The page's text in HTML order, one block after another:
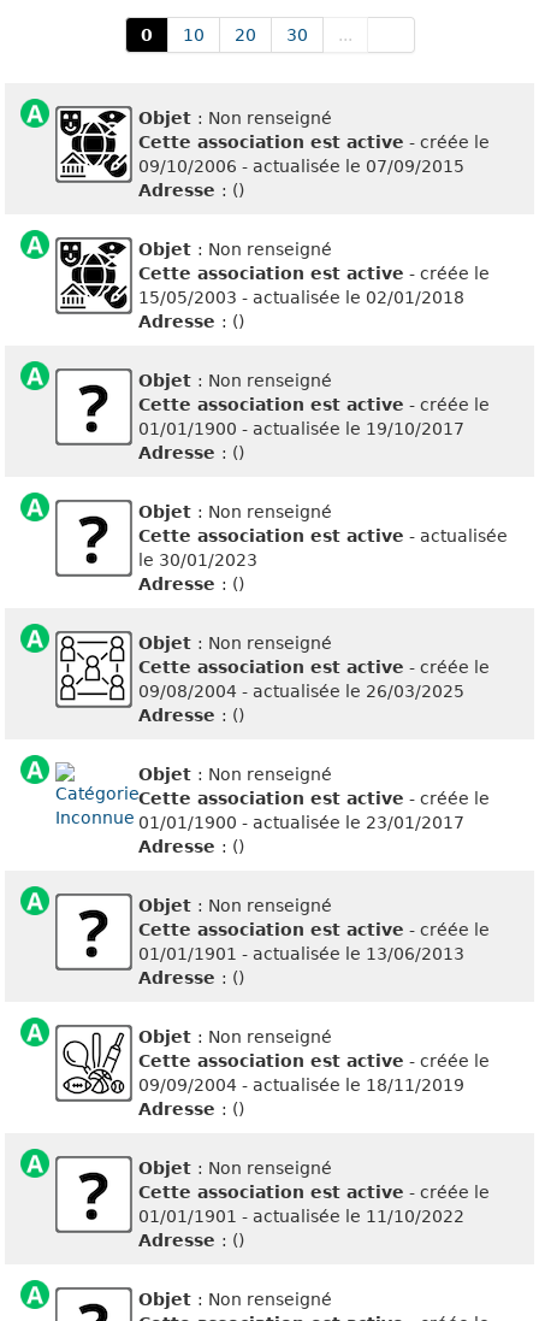
0 10 20 30 ...
Objet : Non renseigné
Cette association est active - créée le
09/10/2006 - actualisée le 07/09/2015
Adresse : ()
Objet : Non renseigné
Cette association est active - créée le
15/05/2003 - actualisée le 02/01/2018
Adresse : ()
Objet : Non renseigné
Cette association est active - créée le
01/01/1900 - actualisée le 19/10/2017
Adresse : ()
Objet : Non renseigné
Cette association est active - actualisée
le 30/01/2023
Adresse : ()
Objet : Non renseigné
Cette association est active - créée le
09/08/2004 - actualisée le 26/03/2025
Adresse : ()
Objet : Non renseigné
Cette association est active - créée le
01/01/1900 - actualisée le 23/01/2017
Adresse : ()
Objet : Non renseigné
Cette association est active - créée le
01/01/1901 - actualisée le 13/06/2013
Adresse : ()
Objet : Non renseigné
Cette association est active - créée le
09/09/2004 - actualisée le 18/11/2019
Adresse : ()
Objet : Non renseigné
Cette association est active - créée le
01/01/1901 - actualisée le 11/10/2022
Adresse : ()
Objet : Non renseigné